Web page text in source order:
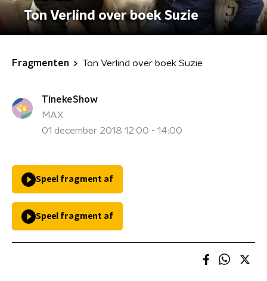
Ton Verlind over boek Suzie
Fragmenten Ton Verlind over boek Suzie
TinekeShow
MAX
01 december 2018 12:00 - 14:00
Speel fragment af
Speel fragment af